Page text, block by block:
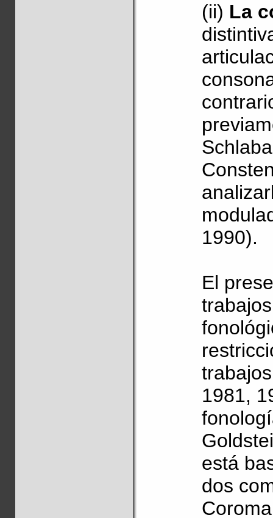
(ii) La
1990).
El
1981,
está
dos